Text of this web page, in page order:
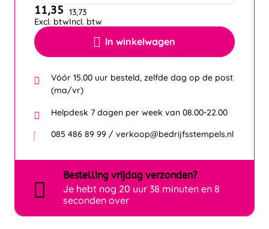
In winkelwagen
11,35
Excl. btw
13,73
Incl. btw
Vóór 15.00 uur besteld, zelfde dag op de post
(ma/vr)
Helpdesk 7 dagen per week van 08.00-22.00
085 486 89 99 / verkoop@bedrijfsstempels.nl
Bestelling vrijdag verzonden?
Je hebt nog 20 uur 38 minuten en 8
seconden over